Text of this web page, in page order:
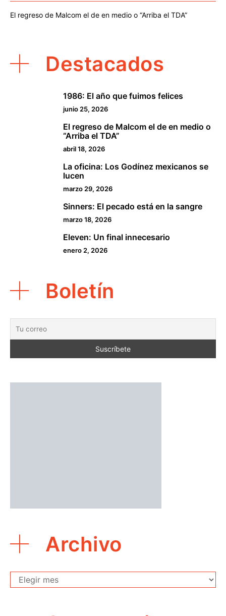
El regreso de Malcom el de en medio o “Arriba el TDA”
Destacados
1986: El año que fuimos felices
junio 25, 2026
El regreso de Malcom el de en medio o
“Arriba el TDA”
abril 18, 2026
La oficina: Los Godínez mexicanos se
lucen
marzo 29, 2026
Sinners: El pecado está en la sangre
marzo 18, 2026
Eleven: Un final innecesario
enero 2, 2026
Boletín
Archivo
Archivo